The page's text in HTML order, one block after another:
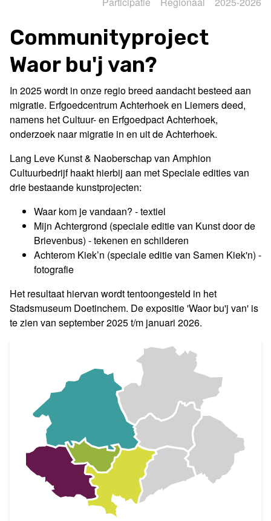
Communityproject
Waor bu'j van?
In 2025 wordt in onze regio breed aandacht besteed aan
migratie. Erfgoedcentrum Achterhoek en Liemers deed,
namens het Cultuur- en Erfgoedpact Achterhoek,
onderzoek naar migratie in en uit de Achterhoek.
Lang Leve Kunst & Naoberschap van Amphion
Cultuurbedrijf haakt hierbij aan met Speciale edities van
drie bestaande kunstprojecten:
Waar kom je vandaan? - textiel
Mijn Achtergrond (speciale editie van Kunst door de
Brievenbus) - tekenen en schilderen
Achterom Kiek’n (speciale editie van Samen Kiek'n) -
fotografie
Het resultaat hiervan wordt tentoongesteld in het
Stadsmuseum Doetinchem. De expositie 'Waor bu'j van' is
te zien van september 2025 t/m januari 2026.